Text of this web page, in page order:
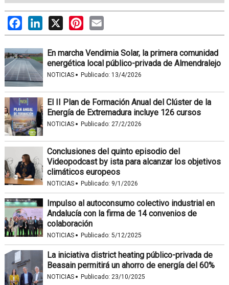
FacebookLinkedIn
X PinterestEmail
En marcha Vendimia Solar, la primera comunidad
energética local público-privada de Almendralejo
NOTICIAS · Publicado: 13/4/2026
El II Plan de Formación Anual del Clúster de la
Energía de Extremadura incluye 126 cursos
NOTICIAS · Publicado: 27/2/2026
Conclusiones del quinto episodio del
Videopodcast by ista para alcanzar los objetivos
climáticos europeos
NOTICIAS · Publicado: 9/1/2026
Impulso al autoconsumo colectivo industrial en
Andalucía con la firma de 14 convenios de
colaboración
NOTICIAS · Publicado: 5/12/2025
La iniciativa district heating público-privada de
Beasain permitirá un ahorro de energía del 60%
NOTICIAS · Publicado: 23/10/2025